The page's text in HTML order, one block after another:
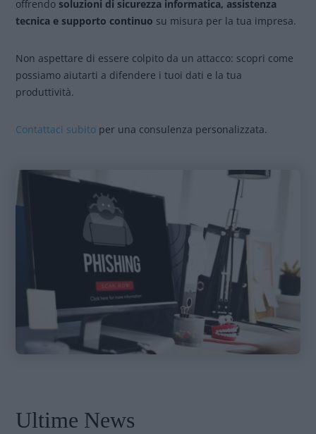
offrendo soluzioni di sicurezza informatica, assistenza
tecnica e supporto continuo su misura per la tua impresa.
Non aspettare di essere colpito da un attacco: scopri come
possiamo aiutarti a difendere i tuoi dati e la tua
produttività.
Contattaci subito per una consulenza personalizzata.
Ultime News